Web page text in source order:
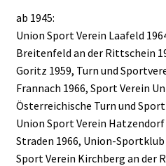
ab 1945:
Union Sport Verein Laafeld
Breitenfeld an der Rittschein
Goritz 1959, Turn und
Frannach 1966, Sport Verein
Österreichische Turn und
Union Sport Verein
Straden 1966, Union-
Sport Verein Kirchberg an der